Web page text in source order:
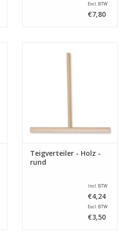
Excl. BTW
€7,80
Teigverteiler - Holz -
rund
Incl. BTW
€4,24
Excl. BTW
€3,50